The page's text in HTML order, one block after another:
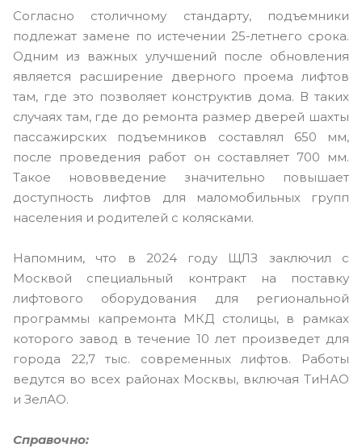
Согласно столичному стандарту, подъемники
подлежат замене по истечении 25-летнего срока.
Одним из важных улучшений после обновления
является расширение дверного проема лифтов
там, где это позволяет конструктив дома. В таких
случаях там, где до ремонта размер дверей шахты
пассажирских подъемников составлял 650 мм,
после проведения работ он составляет 700 мм.
Такое нововведение значительно повышает
доступность лифтов для маломобильных групп
населения и родителей с колясками.
Напомним, что в 2024 году ЩЛЗ заключил с
Москвой специальный контракт на поставку
лифтового оборудования для региональной
программы капремонта МКД столицы, в рамках
которого завод в течение 10 лет произведет для
города 22,7 тыс. современных лифтов. Работы
ведутся во всех районах Москвы, включая ТиНАО
и ЗелАО.
Справочно: